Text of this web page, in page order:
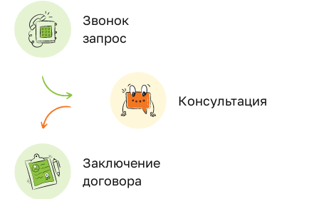
Звонок
запрос
Консультация
Заключение
договора